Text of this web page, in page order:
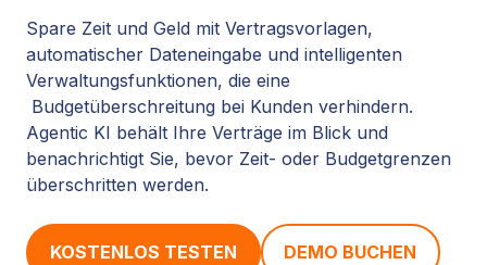
Spare Zeit und Geld mit Vertragsvorlagen,
automatischer Dateneingabe und intelligenten
Verwaltungsfunktionen, die eine
Budgetüberschreitung bei Kunden verhindern.
Agentic KI behält Ihre Verträge im Blick und
benachrichtigt Sie, bevor Zeit- oder Budgetgrenzen
überschritten werden.
KOSTENLOS TESTEN DEMO BUCHEN